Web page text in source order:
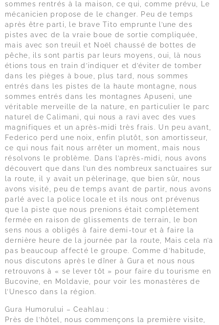
sommes rentrés à la maison, ce qui, comme prévu, Le
mécanicien propose de le changer. Peu de temps
après être parti, le brave Tito emprunte l’une des
pistes avec de la vraie boue de sortie compliquée,
mais avec son treuil et Noël chaussé de bottes de
pêche, ils sont partis par leurs moyens, oui, là nous
étions tous en train d’indiquer et d’éviter de tomber
dans les pièges à boue, plus tard, nous sommes
entrés dans les pistes de la haute montagne, nous
sommes entrés dans les montagnes Apuseni, une
véritable merveille de la nature, en particulier le parc
naturel de Calimani, qui nous a ravi avec des vues
magnifiques et un après-midi très frais. Un peu avant,
Federico perd une noix, enfin plutôt, son amortisseur,
ce qui nous fait nous arrêter un moment, mais nous
résolvons le problème. Dans l’après-midi, nous avons
découvert que dans l’un des nombreux sanctuaires sur
la route, il y avait un pèlerinage, que bien sûr, nous
avons visité, peu de temps avant de partir, nous avons
parlé avec la police locale et ils nous ont prévenus
que la piste que nous prenions était complètement
fermée en raison de glissements de terrain, le bon
sens nous a obligés à faire demi-tour et à faire la
dernière heure de la journée par la route, Mais cela n’a
pas beaucoup affecté le groupe. Comme d’habitude,
nous discutons après le dîner à Gura et nous nous
retrouvons à « se lever tôt » pour faire du tourisme en
Bucovine, en Moldavie, pour voir les monastères de
l’Unesco dans la région.
Gura Humorului – Ceahlau :
Près de l’hôtel, nous commençons la première visite,